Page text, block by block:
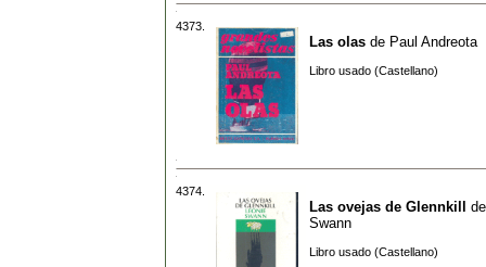
4373.
Las olas de Paul Andreota
Libro usado (Castellano)
4374.
Las ovejas de Glennkill
Swann
Libro usado (Castellano)